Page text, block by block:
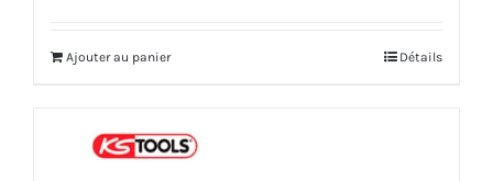
Ajouter au panier Détails